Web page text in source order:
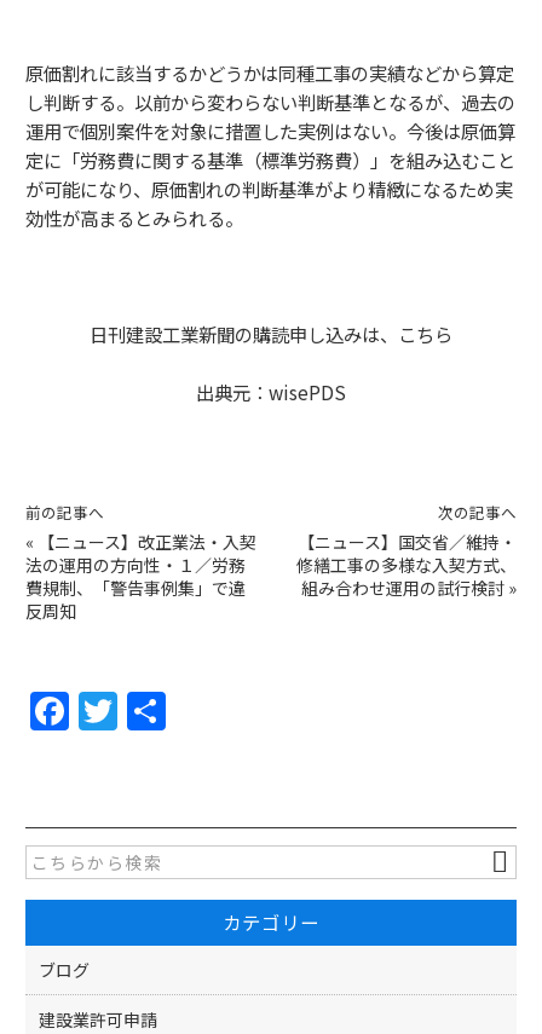
原価割れに該当するかどうかは同種工事の実績などから算定
し判断する。以前から変わらない判断基準となるが、過去の
運用で個別案件を対象に措置した実例はない。今後は原価算
定に「労務費に関する基準（標準労務費）」を組み込むこと
が可能になり、原価割れの判断基準がより精緻になるため実
効性が高まるとみられる。
日刊建設工業新聞の購読申し込みは、 こちら
出典元： wisePDS
前の記事へ
«
【ニュース】改正業法・入契
法の運用の方向性・１／労務
費規制、「警告事例集」で違
反周知
次の記事へ
【ニュース】国交省／維持・
修繕工事の多様な入契方式、
組み合わせ運用の試行検討 »
F
a
e
b
o
o
k
T
w
er
カテゴリー
ブログ
建設業許可申請